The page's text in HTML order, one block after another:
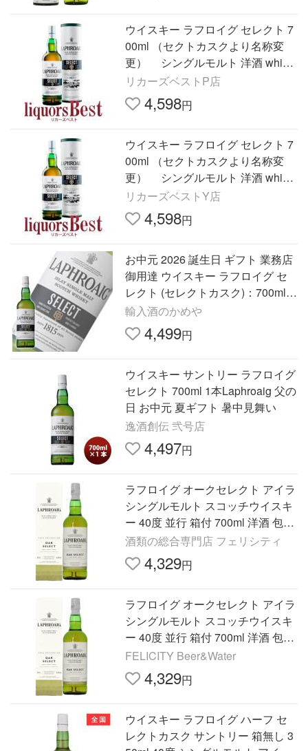
ウイスキー ラフロイグ セレクト 7
00ml （セクトカスクより名称変
更） シングルモルト 洋酒 whisk
y_t_爆買
リカーズベストP店
4,598円
ウイスキー ラフロイグ セレクト 7
00ml （セクトカスクより名称変
更） シングルモルト 洋酒 whisk
y_t_爆買
リカーズベストY店
4,598円
お中元 2026 誕生日 ギフト 業務店
御用達 ウイスキー ラフロイグ セ
レクト (セレクトカスク)：700ml
洋酒 Whisky (33-2)
輸入酒のかめや
4,499円
ウイスキー サントリー ラフロイグ
セレクト 700ml 1本Laphroaig 父の
日 お中元 夏ギフト 暑中見舞い
逸酒創伝 弐号店
4,497円
ラフロイグ オークセレクト アイラ
シングルモルト スコッチウイスキ
ー 40度 並行 箱付 700ml 洋酒 包装
不可
酒類の総合専門店 フェリシティ
4,329円
ラフロイグ オークセレクト アイラ
シングルモルト スコッチウイスキ
ー 40度 並行 箱付 700ml 洋酒 包装
不可
FELICITY Beer&Water
4,329円
ウイスキー ラフロイグ ハーフ セ
レクトカスク サントリー 箱無し 3